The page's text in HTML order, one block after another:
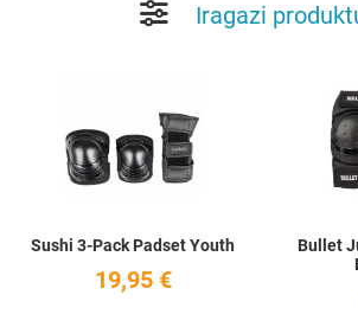
Iragazi
Quick View
Sushi 3-Pack Padset Youth
19,95 €
Bullet